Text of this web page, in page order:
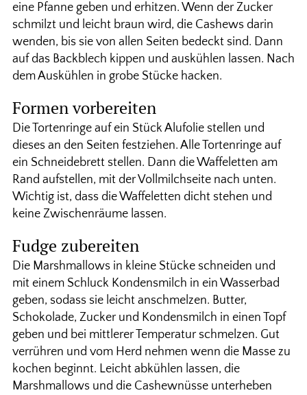
eine Pfanne geben und erhitzen. Wenn der Zucker
schmilzt und leicht braun wird, die Cashews darin
wenden, bis sie von allen Seiten bedeckt sind. Dann
auf das Backblech kippen und auskühlen lassen. Nach
dem Auskühlen in grobe Stücke hacken.
Formen vorbereiten
Die Tortenringe auf ein Stück Alufolie stellen und
dieses an den Seiten festziehen. Alle Tortenringe auf
ein Schneidebrett stellen. Dann die Waffeletten am
Rand aufstellen, mit der Vollmilchseite nach unten.
Wichtig ist, dass die Waffeletten dicht stehen und
keine Zwischenräume lassen.
Fudge zubereiten
Die Marshmallows in kleine Stücke schneiden und
mit einem Schluck Kondensmilch in ein Wasserbad
geben, sodass sie leicht anschmelzen. Butter,
Schokolade, Zucker und Kondensmilch in einen Topf
geben und bei mittlerer Temperatur schmelzen. Gut
verrühren und vom Herd nehmen wenn die Masse zu
kochen beginnt. Leicht abkühlen lassen, die
Marshmallows und die Cashewnüsse unterheben